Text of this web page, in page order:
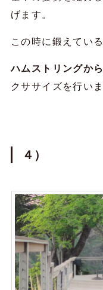
げます。
この時に鍛えてい
ハムストリングか
クササイズを行い
４）